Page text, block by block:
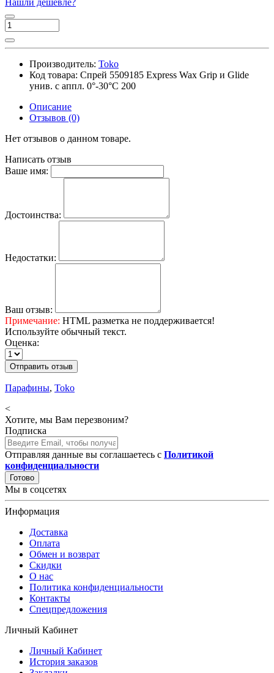
Производитель: Toko
Код товара: Спрей 5509185 Express Wax Grip и Glide
унив. c аппл. 0°-30°С 200
Описание
Отзывов (0)
Нет отзывов о данном товаре.
Написать отзыв
Ваше имя:
Достоинства:
Недостатки:
Ваш отзыв:
Примечание: HTML разметка не поддерживается!
Используйте обычный текст.
Оценка:
Отправить отзыв
Парафины, Toko
<
Хотите, мы Вам перезвоним?
Подписка
Отправляя данные вы соглашаетесь с Политикой
конфиденциальности
Готово
Мы в соцсетях
Информация
Доставка
Оплата
Обмен и возврат
Скидки
О нас
Политика конфиденциальности
Контакты
Спецпредложения
Личный Кабинет
Личный Кабинет
История заказов